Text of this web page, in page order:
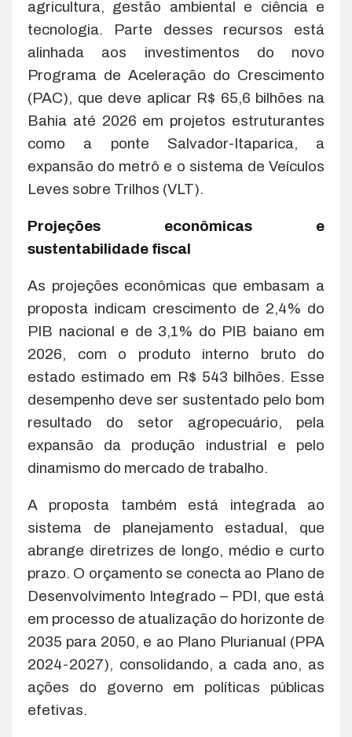
agricultura, gestão ambiental e ciência e
tecnologia. Parte desses recursos está
alinhada aos investimentos do novo
Programa de Aceleração do Crescimento
(PAC), que deve aplicar R$ 65,6 bilhões na
Bahia até 2026 em projetos estruturantes
como a ponte Salvador-Itaparica, a
expansão do metrô e o sistema de Veículos
Leves sobre Trilhos (VLT).
Projeções econômicas e
sustentabilidade fiscal
As projeções econômicas que embasam a
proposta indicam crescimento de 2,4% do
PIB nacional e de 3,1% do PIB baiano em
2026, com o produto interno bruto do
estado estimado em R$ 543 bilhões. Esse
desempenho deve ser sustentado pelo bom
resultado do setor agropecuário, pela
expansão da produção industrial e pelo
dinamismo do mercado de trabalho.
A proposta também está integrada ao
sistema de planejamento estadual, que
abrange diretrizes de longo, médio e curto
prazo. O orçamento se conecta ao Plano de
Desenvolvimento Integrado – PDI, que está
em processo de atualização do horizonte de
2035 para 2050, e ao Plano Plurianual (PPA
2024-2027), consolidando, a cada ano, as
ações do governo em políticas públicas
efetivas.